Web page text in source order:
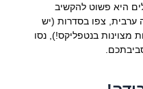
היא פשוט להקשיב
ערבית, צפו בסדרות (יש
מצוינות בנטפליקס!), נסו